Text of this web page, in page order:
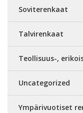
Soviterenkaat
Talvirenkaat
Teollisuus-,
Uncategorized
Ympärivuotiset